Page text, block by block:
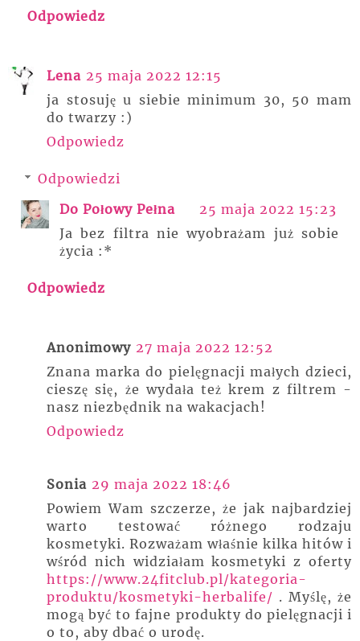
Odpowiedz
Lena 25 maja 2022 12:15
ja stosuję u siebie minimum 30, 50 mam
do twarzy :)
Odpowiedz
Odpowiedzi
Do Połowy Pełna
25 maja 2022 15:23
Ja bez filtra nie wyobrażam już sobie
życia :*
Odpowiedz
Anonimowy 27 maja 2022 12:52
Znana marka do pielęgnacji małych dzieci,
cieszę się, że wydała też krem z filtrem -
nasz niezbędnik na wakacjach!
Odpowiedz
Sonia 29 maja 2022 18:46
Powiem Wam szczerze, że jak najbardziej
warto testować różnego rodzaju
kosmetyki. Rozważam właśnie kilka hitów i
wśród nich widziałam kosmetyki z oferty
https://www.24fitclub.pl/kategoria-
produktu/kosmetyki-herbalife/ . Myślę, że
mogą być to fajne produkty do pielęgnacji i
o to, aby dbać o urodę.